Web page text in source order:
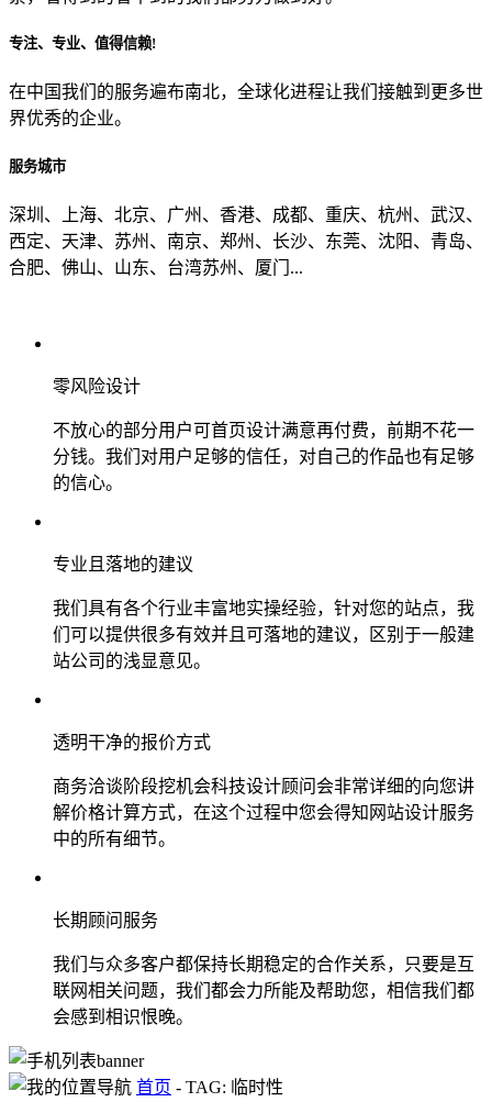
专注、专业、值得信赖!
在中国我们的服务遍布南北，全球化进程让我们接触到更多世
界优秀的企业。
服务城市
深圳、上海、北京、广州、香港、成都、重庆、杭州、武汉、
西定、天津、苏州、南京、郑州、长沙、东莞、沈阳、青岛、
合肥、佛山、山东、台湾苏州、厦门...
零风险设计
不放心的部分用户可首页设计满意再付费，前期不花一
分钱。我们对用户足够的信任，对自己的作品也有足够
的信心。
专业且落地的建议
我们具有各个行业丰富地实操经验，针对您的站点，我
们可以提供很多有效并且可落地的建议，区别于一般建
站公司的浅显意见。
透明干净的报价方式
商务洽谈阶段挖机会科技设计顾问会非常详细的向您讲
解价格计算方式，在这个过程中您会得知网站设计服务
中的所有细节。
长期顾问服务
我们与众多客户都保持长期稳定的合作关系，只要是互
联网相关问题，我们都会力所能及帮助您，相信我们都
会感到相识恨晚。
首页 - TAG: 临时性